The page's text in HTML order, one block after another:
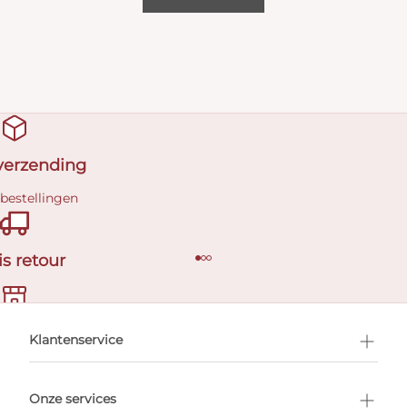
retour
afspraak
Klantenservice
Onze services